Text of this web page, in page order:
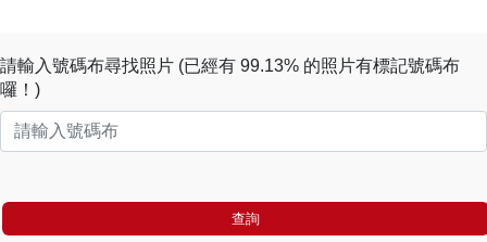
請輸入號碼布尋找照片 (已經有 99.13% 的照片有標記號碼布
囉！)
查詢